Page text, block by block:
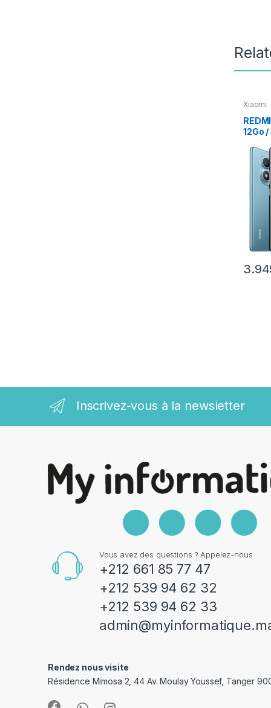
Xiaomi
12Go /
Inscrivez-vous à la newsletter
Vous avez des questions ? Appelez-nous
+212 661 85 77 47
+212 539 94 62 32
+212 539 94 62 33
Rendez nous visite
Résidence Mimosa 2, 44 Av. Moulay Youssef, Tanger